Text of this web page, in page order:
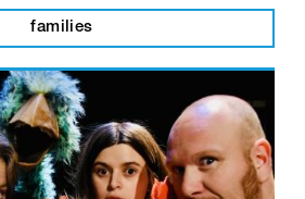
families